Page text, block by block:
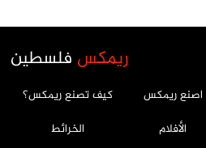
ريمكس فلسطين
كيف تصنع ريمكس؟
اصنع ريمكس
الخرائط
الأفلام